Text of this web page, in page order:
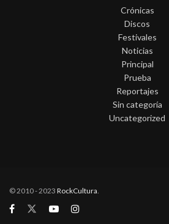
Crónicas
Discos
Festivales
Noticias
Principal
Prueba
Reportajes
Sin categoría
Uncategorized
© 2010 - 2023 RockCultura.